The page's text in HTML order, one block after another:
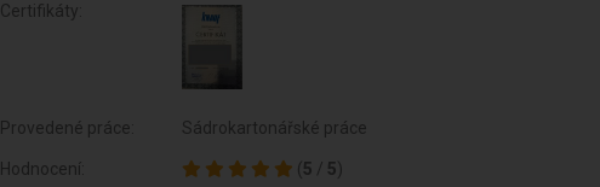
Certifikáty:
Provedené práce: Sádrokartonářské práce
Hodnocení: ( 5 / 5)